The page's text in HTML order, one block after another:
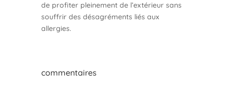
de profiter pleinement de l’extérieur sans
souffrir des désagréments liés aux
allergies.
commentaires